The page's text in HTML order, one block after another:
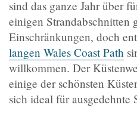
sind das ganze Jahr über
einigen Strandabschnitten
Einschränkungen, doch
langen Wales Coast Path
willkommen. Der
einige der schönsten
sich ideal für ausgedehnte